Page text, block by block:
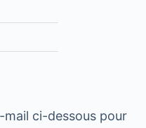
mail ci-dessous pour